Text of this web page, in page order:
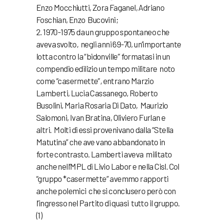
Enzo Mocchiutti, Zora Faganel, Adriano
Foschian, Enzo Bucovini;
2. 1970-1975 da un gruppo spontaneo che
aveva svolto, negli anni 69-70, un’importante
lotta contro la “bidonville” formatasi in un
compendio edilizio un tempo militare noto
come “casermette”, entrano Marzio
Lamberti, Lucia Cassanego, Roberto
Busolini, Maria Rosaria Di Dato, Maurizio
Salomoni, Ivan Bratina, Oliviero Furlan e
altri. Molti di essi provenivano dalla “Stella
Matutina” che ave vano abbandonato in
forte contrasto. Lamberti aveva militato
anche nell’MPL di Livio Labor e nella Cisl. Col
“gruppo *casermette” avemmo rapporti
anche polemici che si conclusero però con
l’ingresso nel Partito di quasi tutto il gruppo.
(1)